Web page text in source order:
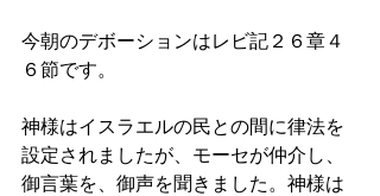
今朝のデボーションはレビ記２６章４
６節です。
神様はイスラエルの民との間に律法を
設定されましたが、モーセが仲介し、
御言葉を、御声を聞きました。神様は